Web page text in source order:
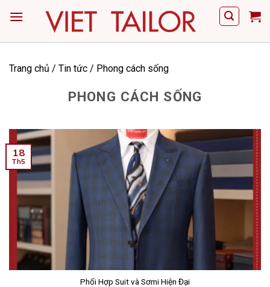
Trang chủ / Tin tức / Phong cách sống
PHONG CÁCH SỐNG
Phối Hợp Suit và Sơmi Hiện Đại
18
Th5